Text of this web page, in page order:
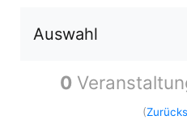
Auswahl
0
(